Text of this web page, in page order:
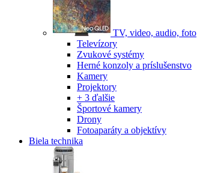
TV, video, audio, foto
Televízory
Zvukové systémy
Herné konzoly a príslušenstvo
Kamery
Projektory
+ 3 ďalšie
Športové kamery
Drony
Fotoaparáty a objektívy
Biela technika